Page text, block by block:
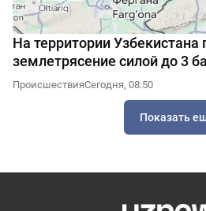
На территории
землетрясение силой до 3
ПроисшествияСегодня, 08:50
Показать